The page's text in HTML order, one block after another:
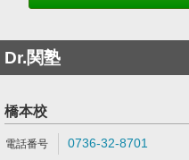
Dr.関塾
橋本校
0736-32-8701